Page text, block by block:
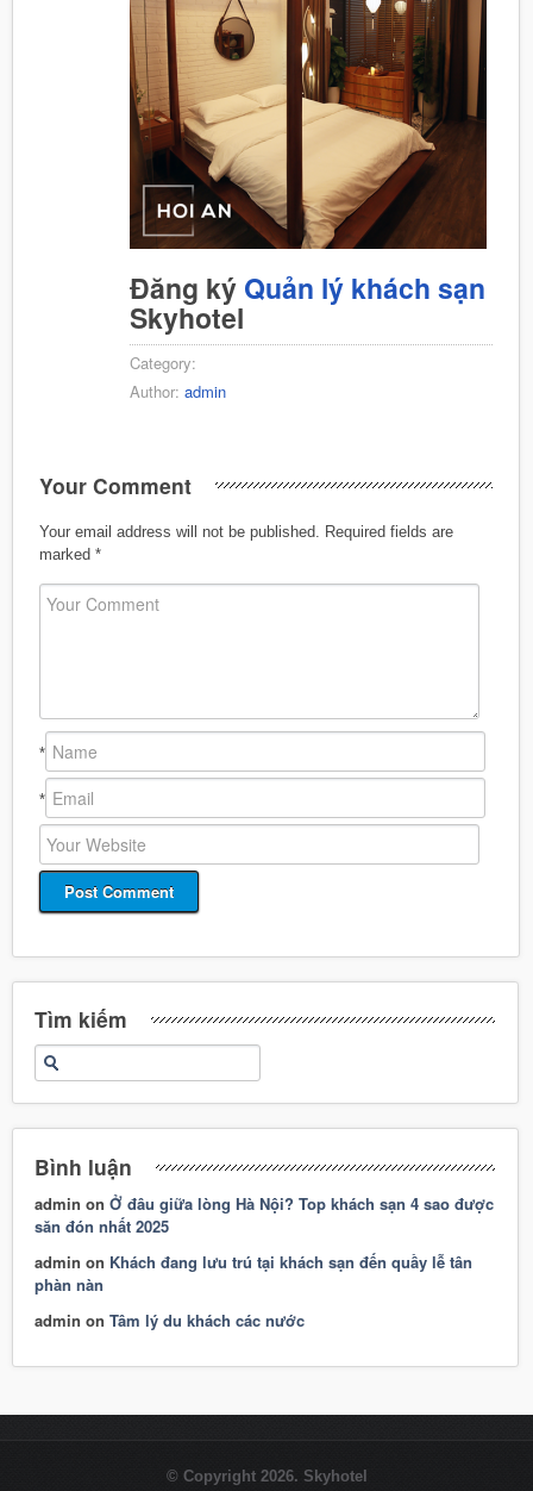
Đăng ký Quản lý khách sạn
Skyhotel
Category:
Author: admin
Your Comment
Your email address will not be published.
Required fields are
marked *
*
*
Tìm kiếm
Bình luận
admin onỞ đâu giữa lòng Hà Nội? Top khách sạn 4 sao được
săn đón nhất 2025
admin on Khách đang lưu trú tại khách sạn đến quầy lễ tân
phàn nàn
admin onTâm lý du khách các nước
© Copyright 2026. Skyhotel